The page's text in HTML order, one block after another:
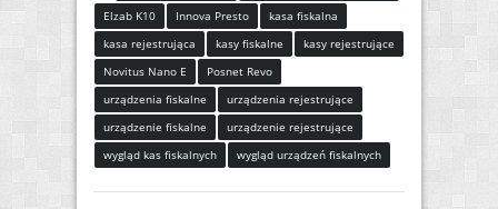
Elzab K10
Innova Presto
kasa fiskalna
kasa rejestrująca
kasy fiskalne
kasy rejestrujące
Novitus Nano E
Posnet Revo
urządzenia fiskalne
urządzenia rejestrujące
urządzenie fiskalne
urządzenie rejestrujące
wygląd kas fiskalnych
wygląd urządzeń fiskalnych